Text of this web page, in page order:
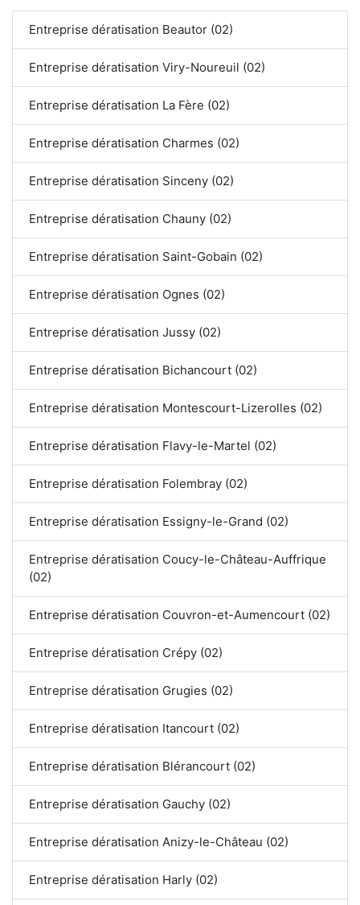
Entreprise dératisation Beautor (02)
Entreprise dératisation Viry-Noureuil (02)
Entreprise dératisation La Fère (02)
Entreprise dératisation Charmes (02)
Entreprise dératisation Sinceny (02)
Entreprise dératisation Chauny (02)
Entreprise dératisation Saint-Gobain (02)
Entreprise dératisation Ognes (02)
Entreprise dératisation Jussy (02)
Entreprise dératisation Bichancourt (02)
Entreprise dératisation Montescourt-Lizerolles (02)
Entreprise dératisation Flavy-le-Martel (02)
Entreprise dératisation Folembray (02)
Entreprise dératisation Essigny-le-Grand (02)
Entreprise dératisation Coucy-le-Château-Auffrique
(02)
Entreprise dératisation Couvron-et-Aumencourt (02)
Entreprise dératisation Crépy (02)
Entreprise dératisation Grugies (02)
Entreprise dératisation Itancourt (02)
Entreprise dératisation Blérancourt (02)
Entreprise dératisation Gauchy (02)
Entreprise dératisation Anizy-le-Château (02)
Entreprise dératisation Harly (02)